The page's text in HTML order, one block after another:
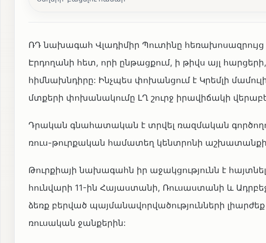
ՌԴ նախագահ Վլադիմիր Պուտինը
Էրդողանի հետ, որի ընթացքում, ի թիվս այլ
հիմնախնդիրը: Ինչպես փոխանցում է Կրեմլի
մտքերի փոխանակումը ԼՂ շուրջ իրավիճակի
Դրական գնահատական է տրվել ռազմական
ռուս-թուրքական համատեղ կենտրոնի
Թուրքիայի նախագահն իր աջակցությունն է
հունվարի 11-ին Հայաստանի, Ռուսաստանի և
ձեռք բերված պայմանավորվածությունների
ռուսական ջանքերին: